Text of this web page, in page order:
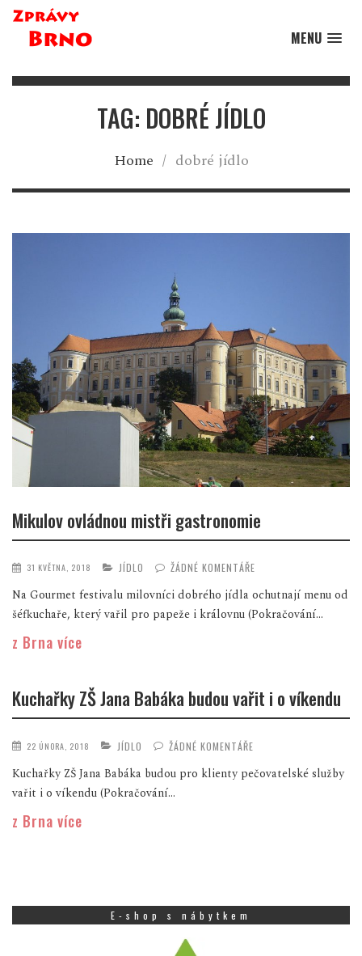
MENU
TAG: DOBRÉ JÍDLO
Home / dobré jídlo
Mikulov ovládnou mistři gastronomie
31 KVĚTNA, 2018 JÍDLO ŽÁDNÉ KOMENTÁŘE
Na Gourmet festivalu milovníci dobrého jídla ochutnají menu od
šéfkuchaře, který vařil pro papeže i královnu (Pokračování...
z Brna více
Kuchařky ZŠ Jana Babáka budou vařit i o víkendu
22 ÚNORA, 2018 JÍDLO ŽÁDNÉ KOMENTÁŘE
Kuchařky ZŠ Jana Babáka budou pro klienty pečovatelské služby
vařit i o víkendu (Pokračování...
z Brna více
E-shop s nábytkem